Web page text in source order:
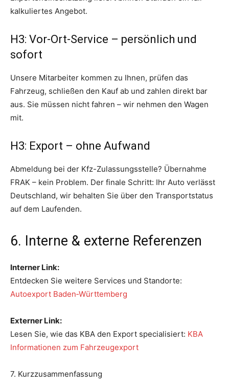
kalkuliertes Angebot.
H3: Vor-Ort-Service – persönlich und
sofort
Unsere Mitarbeiter kommen zu Ihnen, prüfen das
Fahrzeug, schließen den Kauf ab und zahlen direkt bar
aus. Sie müssen nicht fahren – wir nehmen den Wagen
mit.
H3: Export – ohne Aufwand
Abmeldung bei der Kfz-Zulassungsstelle? Übernahme
FRAK – kein Problem. Der finale Schritt: Ihr Auto verlässt
Deutschland, wir behalten Sie über den Transportstatus
auf dem Laufenden.
6. Interne & externe Referenzen
Interner Link:
Entdecken Sie weitere Services und Standorte:
Autoexport Baden‑Württemberg
Externer Link:
Lesen Sie, wie das KBA den Export specialisiert: KBA
Informationen zum Fahrzeugexport
7. Kurzzusammenfassung